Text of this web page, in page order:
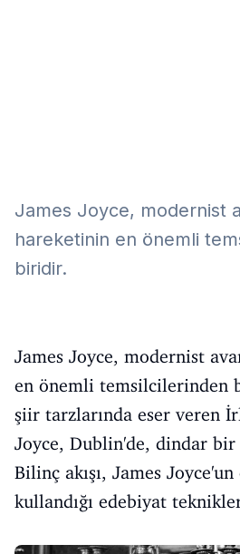
James Joyce, modernist
hareketinin en önemli
biridir.
James Joyce, modernist
en önemli temsilcilerinden
şiir tarzlarında eser veren
Joyce, Dublin'de, dindar
Bilinç akışı, James Joyce'un
kullandığı edebiyat